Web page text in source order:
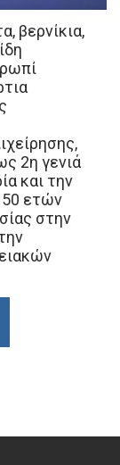
βερνίκια,
2η γενιά
και την
ετών
στην
βρείτε